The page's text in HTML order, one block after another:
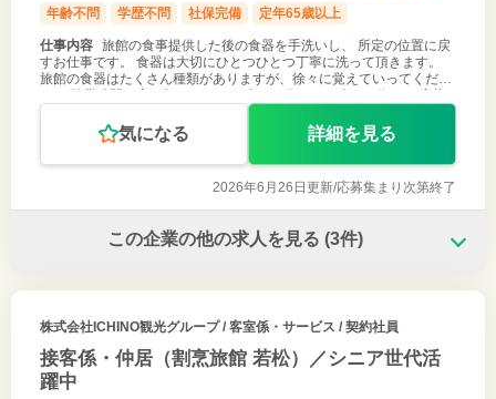
年齢不問
学歴不問 社保完備 定年65歳以上
仕事内容 旅館の食事提供した後の食器を手洗いし、 所定の位置に戻
すお仕事です。 食器は大切にひとつひとつ丁寧に洗って頂きます。
旅館の食器はたくさん種類がありますが、徐々に覚えていってくださ
い。 就業時間は夜の部です（１６時３０分～２０時３０分） ご応募
お待ちしておりま
気になる 詳細を見る
2026年6月26日更新/応募集まり次第終了
この企業の他の求人を見る (3件)
株式会社ICHINO観光グループ/ 客室係・サービス / 契約社員
接客係・仲居（割烹旅館 若松）／シニア世代活
躍中